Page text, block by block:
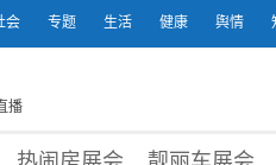
会 专题 生活 健康 舆情
播